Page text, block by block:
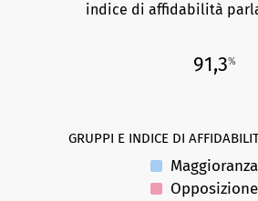
indice di affidabilità
91,3%
GRUPPI E INDICE DI
Maggioranza
Opposizione